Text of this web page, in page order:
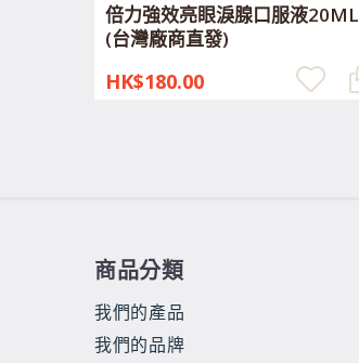
倍力強效亮眼淚腺口服液20ML
(台灣廠商直發)
HK$180.00
商品分類
我們的產品
我們的品牌